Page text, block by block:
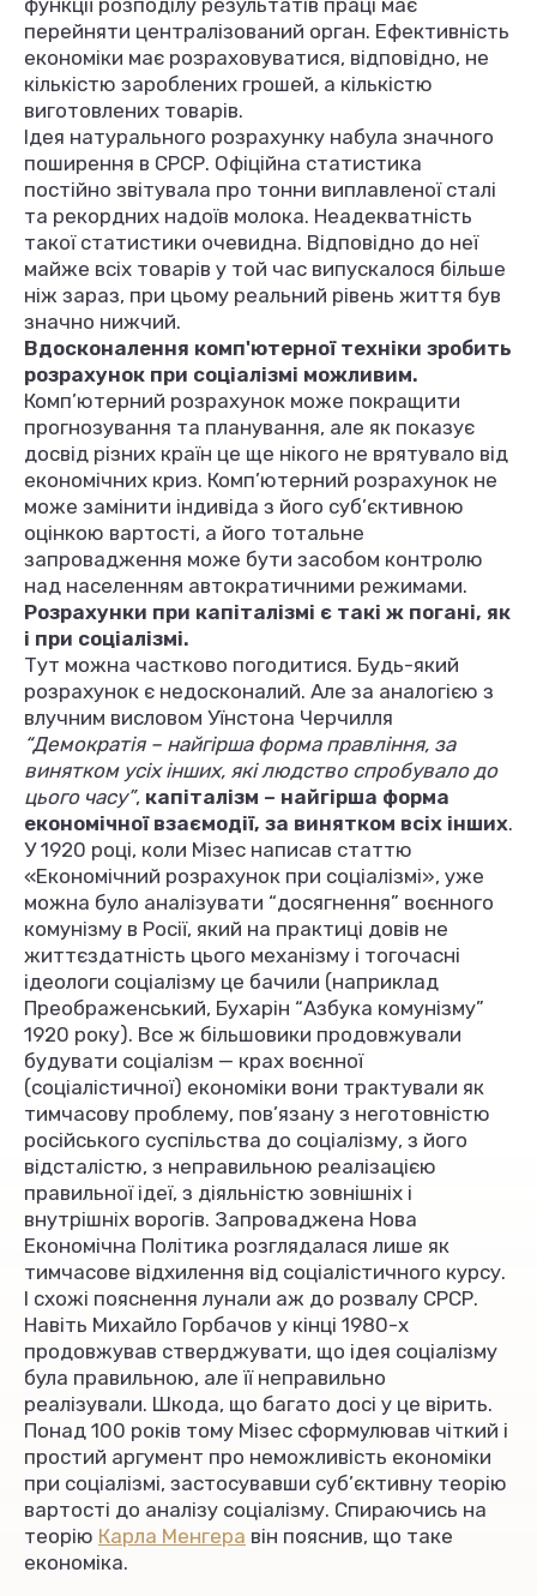
функції розподілу результатів праці має
перейняти централізований орган. Ефективність
економіки має розраховуватися, відповідно, не
кількістю зароблених грошей, а кількістю
виготовлених товарів.
Ідея натурального розрахунку набула значного
поширення в СРСР. Офіційна статистика
постійно звітувала про тонни виплавленої сталі
та рекордних надоїв молока. Неадекватність
такої статистики очевидна. Відповідно до неї
майже всіх товарів у той час випускалося більше
ніж зараз, при цьому реальний рівень життя був
значно нижчий.
Вдосконалення комп'ютерної техніки зробить
розрахунок при соціалізмі можливим.
Комп’ютерний розрахунок може покращити
прогнозування та планування, але як показує
досвід різних країн це ще нікого не врятувало від
економічних криз. Комп’ютерний розрахунок не
може замінити індивіда з його суб’єктивною
оцінкою вартості, а його тотальне
запровадження може бути засобом контролю
над населенням автократичними режимами.
Розрахунки при капіталізмі є такі ж погані, як
і при соціалізмі.
Тут можна частково погодитися. Будь-який
розрахунок є недосконалий. Але за аналогією з
влучним висловом Уїнстона Черчилля
“Демократія – найгірша форма правління, за
винятком усіх інших, які людство спробувало до
цього часу”, капіталізм – найгірша форма
економічної взаємодії, за винятком всіх інших.
У 1920 році, коли Мізес написав статтю
«Економічний розрахунок при соціалізмі», уже
можна було аналізувати “досягнення” воєнного
комунізму в Росії, який на практиці довів не
життєздатність цього механізму і тогочасні
ідеологи соціалізму це бачили (наприклад
Преображенський, Бухарін “Азбука комунізму”
1920 року). Все ж більшовики продовжували
будувати соціалізм — крах воєнної
(соціалістичної) економіки вони трактували як
тимчасову проблему, пов’язану з неготовністю
російського суспільства до соціалізму, з його
відсталістю, з неправильною реалізацією
правильної ідеї, з діяльністю зовнішніх і
внутрішніх ворогів. Запроваджена Нова
Економічна Політика розглядалася лише як
тимчасове відхилення від соціалістичного курсу.
І схожі пояснення лунали аж до розвалу СРСР.
Навіть Михайло Горбачов у кінці 1980-х
продовжував стверджувати, що ідея соціалізму
була правильною, але її неправильно
реалізували. Шкода, що багато досі у це вірить.
Понад 100 років тому Мізес сформулював чіткий і
простий аргумент про неможливість економіки
при соціалізмі, застосувавши суб’єктивну теорію
вартості до аналізу соціалізму. Спираючись на
теорію Карла Менгера він пояснив, що таке
економіка.